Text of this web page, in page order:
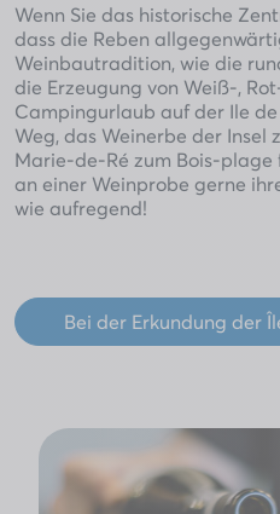
Wenn Sie das historische
dass die Reben
Weinbautradition, wie die
die Erzeugung von Weiß-,
Campingurlaub auf der Ile
Weg, das Weinerbe der Insel
Marie-de-Ré zum Bois-plage
an einer Weinprobe gerne
wie aufregend!
Bei der Erkundung der